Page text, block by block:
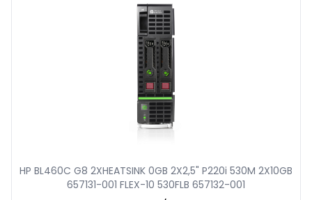
HP BL460C G8 2XHEATSINK 0GB 2X2,5" P220i 530M 2X10GB
657131-001 FLEX-10 530FLB 657132-001